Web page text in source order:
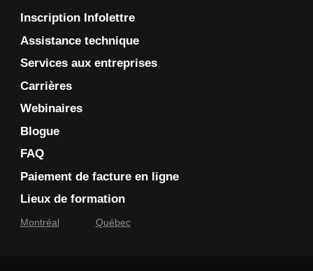
Inscription Infolettre
Assistance technique
Services aux entreprises
Carrières
Webinaires
Blogue
FAQ
Paiement de facture en ligne
Lieux de formation
Montréal Québec